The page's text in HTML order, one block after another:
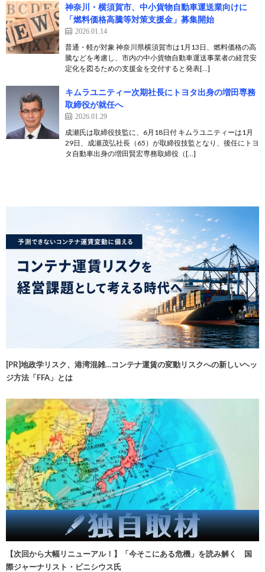
神奈川・横須賀市、中小貨物自動車運送業向けに
「燃料価格高騰等対策支援金」募集開始
2026.01.14
普通・軽が対象 神奈川県横須賀市は1月13日、燃料価格の高
騰などを考慮し、市内の中小貨物自動車運送事業者の経営安
定化を図るための支援金を交付すると発表[…]
キムラユニティー次期社長にトヨタ出身の増田専務
取締役が就任へ
2026.01.29
成瀬氏は取締役技監に、6月18日付 キムラユニティーは1月
29日、成瀬茂弘社長（65）が取締役技監となり、後任にトヨ
タ自動車出身の増田賢宏専務取締役（[…]
[PR]地政学リスク、港湾混雑…コンテナ運賃の変動リスクへの新しいヘッ
ジ方法「FFA」とは
【次回から大幅リニューアル！】「今そこにある危機」を読み解く 国
際ジャーナリスト・ビニシウス氏